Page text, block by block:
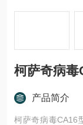
柯萨奇病毒
产品简介
柯萨奇病毒CA16